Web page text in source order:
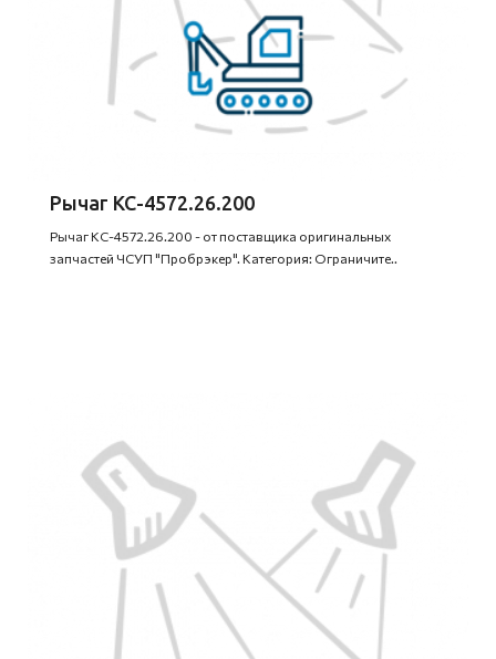
Рычаг КС-4572.26.200
Рычаг КС-4572.26.200 - от поставщика оригинальных
запчастей ЧСУП "Пробрэкер". Категория: Ограничите..